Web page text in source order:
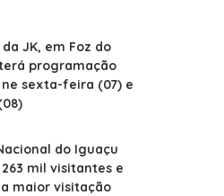
JK, em Foz do
programação
sexta-feira (07) e
do Iguaçu
mil visitantes e
maior visitação